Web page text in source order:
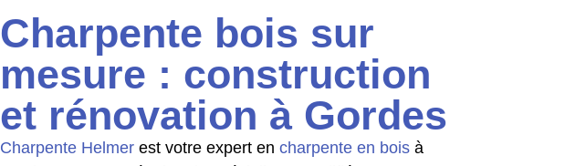
Charpente bois sur
mesure : construction
et rénovation à Gordes
Charpente Helmer est votre expert en charpente en bois à